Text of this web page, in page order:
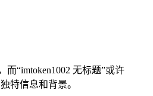
“imtoken1002 无标题”或许
特信息和背景。